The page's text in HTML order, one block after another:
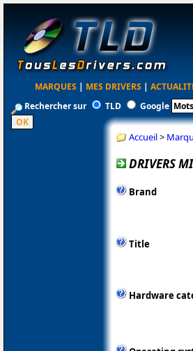
MARQUES | MES DRIVERS |
Rechercher sur
TLD Google
Accueil>
DRIVERS
Brand
Title
Hardware